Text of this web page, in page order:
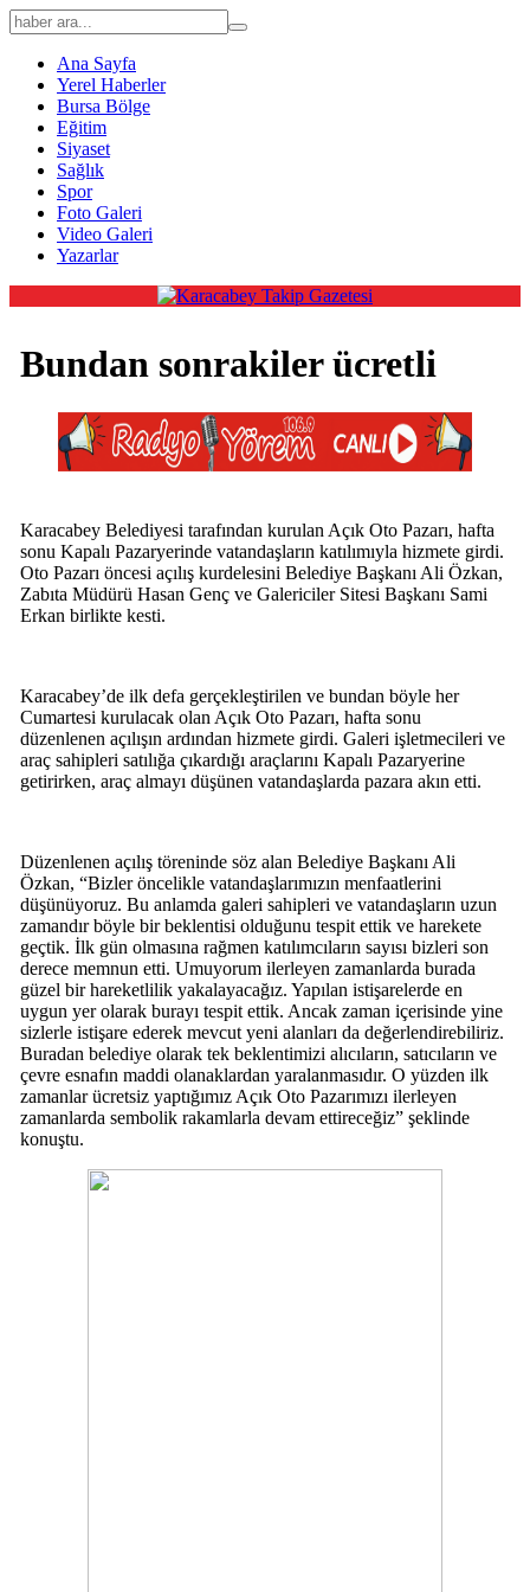
Ana Sayfa
Yerel Haberler
Bursa Bölge
Eğitim
Siyaset
Sağlık
Spor
Foto Galeri
Video Galeri
Yazarlar
Bundan sonrakiler ücretli
Karacabey Belediyesi tarafından kurulan Açık Oto Pazarı, hafta
sonu Kapalı Pazaryerinde vatandaşların katılımıyla hizmete girdi.
Oto Pazarı öncesi açılış kurdelesini Belediye Başkanı Ali Özkan,
Zabıta Müdürü Hasan Genç ve Galericiler Sitesi Başkanı Sami
Erkan birlikte kesti.
Karacabey’de ilk defa gerçekleştirilen ve bundan böyle her
Cumartesi kurulacak olan Açık Oto Pazarı, hafta sonu
düzenlenen açılışın ardından hizmete girdi. Galeri işletmecileri ve
araç sahipleri satılığa çıkardığı araçlarını Kapalı Pazaryerine
getirirken, araç almayı düşünen vatandaşlarda pazara akın etti.
Düzenlenen açılış töreninde söz alan Belediye Başkanı Ali
Özkan, “Bizler öncelikle vatandaşlarımızın menfaatlerini
düşünüyoruz. Bu anlamda galeri sahipleri ve vatandaşların uzun
zamandır böyle bir beklentisi olduğunu tespit ettik ve harekete
geçtik. İlk gün olmasına rağmen katılımcıların sayısı bizleri son
derece memnun etti. Umuyorum ilerleyen zamanlarda burada
güzel bir hareketlilik yakalayacağız. Yapılan istişarelerde en
uygun yer olarak burayı tespit ettik. Ancak zaman içerisinde yine
sizlerle istişare ederek mevcut yeni alanları da değerlendirebiliriz.
Buradan belediye olarak tek beklentimizi alıcıların, satıcıların ve
çevre esnafın maddi olanaklardan yaralanmasıdır. O yüzden ilk
zamanlar ücretsiz yaptığımız Açık Oto Pazarımızı ilerleyen
zamanlarda sembolik rakamlarla devam ettireceğiz” şeklinde
konuştu.